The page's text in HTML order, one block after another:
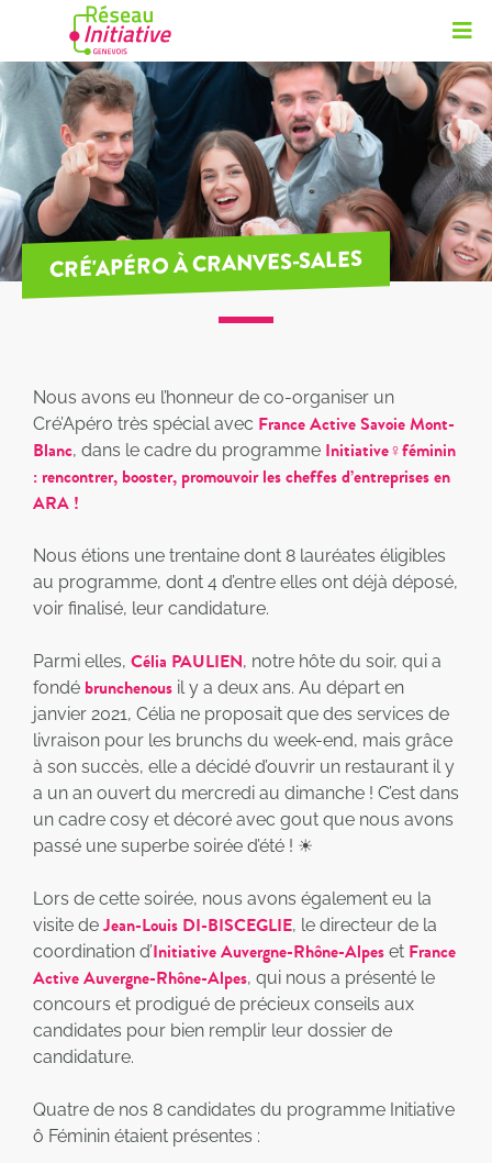
CRÉ'APÉRO À CRANVES-SALES
Nous avons eu l’honneur de co-organiser un
Cré’Apéro très spécial avec France Active Savoie Mont-
Blanc, dans le cadre du programme Initiative♀féminin
: rencontrer, booster, promouvoir les cheffes d’entreprises en
ARA !
Nous étions une trentaine dont 8 lauréates éligibles
au programme, dont 4 d’entre elles ont déjà déposé,
voir finalisé, leur candidature.
Parmi elles, Célia PAULIEN, notre hôte du soir, qui a
fondé brunchenous il y a deux ans. Au départ en
janvier 2021, Célia ne proposait que des services de
livraison pour les brunchs du week-end, mais grâce
à son succès, elle a décidé d’ouvrir un restaurant il y
a un an ouvert du mercredi au dimanche ! C’est dans
un cadre cosy et décoré avec gout que nous avons
passé une superbe soirée d’été ! ☀
Lors de cette soirée, nous avons également eu la
visite de Jean-Louis DI-BISCEGLIE, le directeur de la
coordination d’Initiative Auvergne-Rhône-Alpes et France
Active Auvergne-Rhône-Alpes, qui nous a présenté le
concours et prodigué de précieux conseils aux
candidates pour bien remplir leur dossier de
candidature.
Quatre de nos 8 candidates du programme Initiative
ô Féminin étaient présentes :